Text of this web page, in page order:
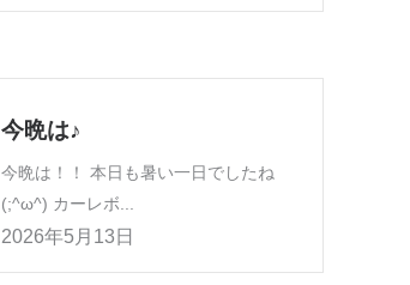
今晩は♪
今晩は！！ 本日も暑い一日でしたね
(;^ω^) カーレボ...
2026年5月13日